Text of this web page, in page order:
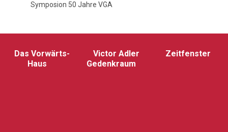
Symposion 50 Jahre VGA
Das Vorwärts-
Haus
Victor Adler
Gedenkraum
Zeitfenster